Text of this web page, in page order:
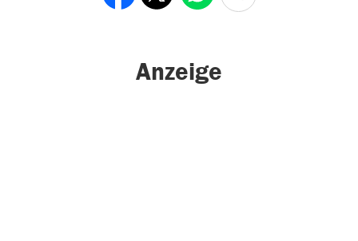
Anzeige